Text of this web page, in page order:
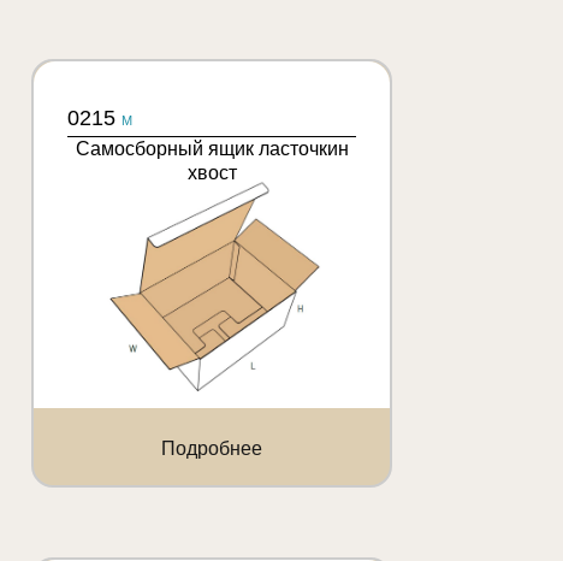
0215 M
Самосборный ящик ласточкин
хвост
Подробнее